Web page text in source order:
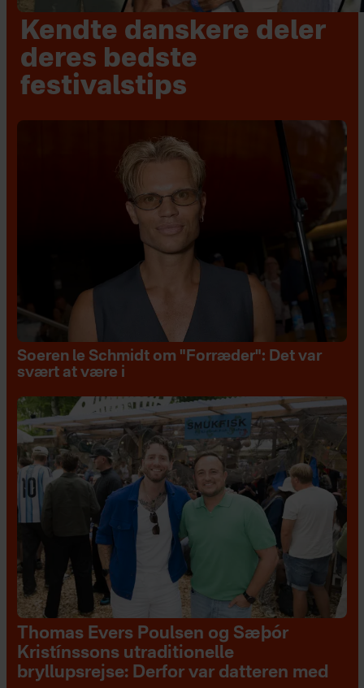
Kendte danskere deler
deres bedste
festivalstips
Soeren le Schmidt om "Forræder": Det var
svært at være i
Thomas Evers Poulsen og Sæþór
Kristínssons utraditionelle
bryllupsrejse: Derfor var datteren med